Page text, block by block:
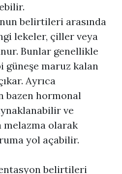
un belirtileri arasında
lekeler, çiller veya
Bunlar genellikle
güneşe maruz kalan
Ayrıca
bazen hormonal
ve
melazma olarak
yol açabilir.
belirtileri